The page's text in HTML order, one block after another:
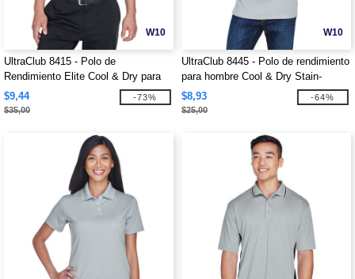
W10
UltraClub 8415 - Polo de
Rendimiento Elite Cool & Dry para
Hombre
$9,44
$35,00
-73%
W10
UltraClub 8445 - Polo de rendimiento
para hombre Cool & Dry Stain-
Release
$8,93
$25,00
-64%